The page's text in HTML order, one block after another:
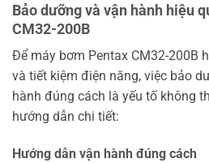
Bảo dưỡng và vận hành hiệu
CM32-200B
Để máy bơm Pentax CM32-200B
và tiết kiệm điện năng, việc bảo
hành đúng cách là yếu tố không
hướng dẫn chi tiết:
Hướng dẫn vận hành đúng cách